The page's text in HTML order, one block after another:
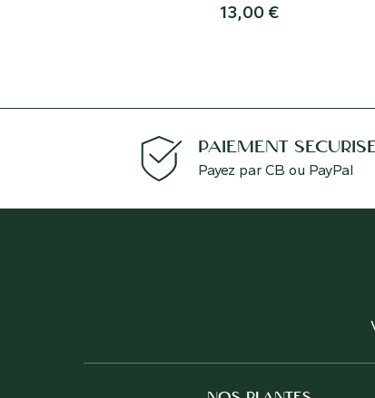
13,00 €
PAIEMENT
Payez par CB ou PayPal